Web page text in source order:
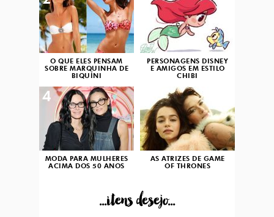
O QUE ELES PENSAM
SOBRE MARQUINHA DE
BIQUÍNI
PERSONAGENS DISNEY
E AMIGOS EM ESTILO
CHIBI
MODA PARA MULHERES
ACIMA DOS 50 ANOS
4
AS ATRIZES DE GAME
OF THRONES
...itens desejo...